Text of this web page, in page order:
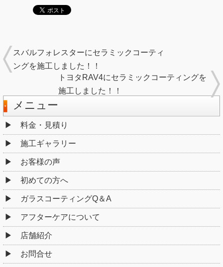
スバルフォレスターにセラミックコーティ
ングを施工しました！！
トヨタRAV4にセラミックコーティングを
施工しました！！
メニュー
料金・見積り
施工ギャラリー
お客様の声
初めての方へ
ガラスコーティングQ＆A
アフターケアについて
店舗紹介
お問合せ